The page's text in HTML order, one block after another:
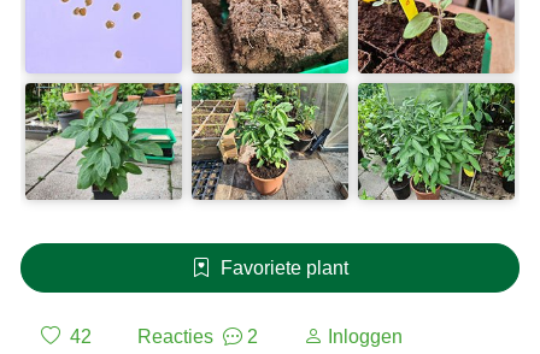
Favoriete plant
42 Reacties 2 Inloggen